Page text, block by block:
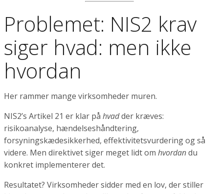
Problemet: NIS2 krav
siger hvad: men ikke
hvordan
Her rammer mange virksomheder muren.
NIS2’s Artikel 21 er klar på hvadder kræves:
risikoanalyse, hændelseshåndtering,
forsyningskædesikkerhed, effektivitetsvurdering og så
videre. Men direktivet siger meget lidt om hvordandu
konkret implementerer det.
Resultatet? Virksomheder sidder med en lov, der stiller